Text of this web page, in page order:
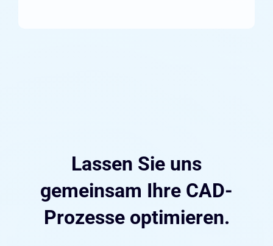
Lassen Sie uns
gemeinsam Ihre CAD-
Prozesse optimieren.